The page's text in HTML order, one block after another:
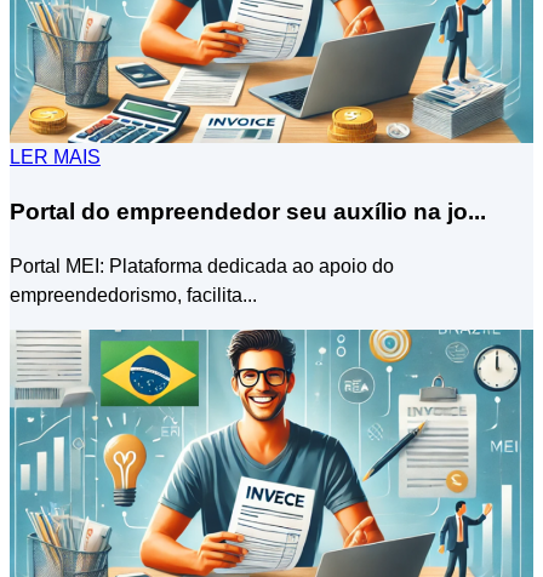
LER MAIS
Portal do empreendedor seu auxílio na jo...
Portal MEI: Plataforma dedicada ao apoio do
empreendedorismo, facilita...